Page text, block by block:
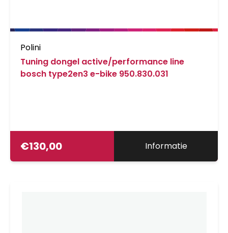
Polini
Tuning dongel active/performance line
bosch type2en3 e-bike 950.830.031
€130,00 Informatie